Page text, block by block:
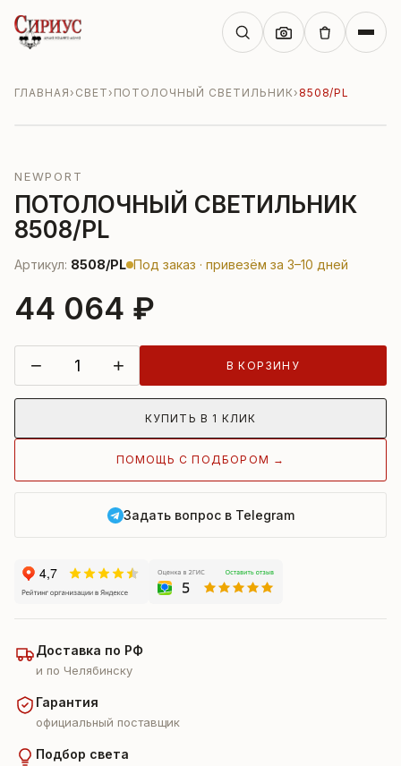
ГЛАВНАЯ› СВЕТ› ПОТОЛОЧНЫЙ СВЕТИЛЬНИК› 8508/PL
NEWPORT
ПОТОЛОЧНЫЙ СВЕТИЛЬНИК
8508/PL
Артикул: 8508/PL Под заказ · привезём за 3–10 дней
44 064 ₽
− + В КОРЗИНУ
КУПИТЬ В 1 КЛИК
ПОМОЩЬ С ПОДБОРОМ →
Задать вопрос в Telegram
Доставка по РФ
и по Челябинску
Гарантия
официальный поставщик
Подбор света